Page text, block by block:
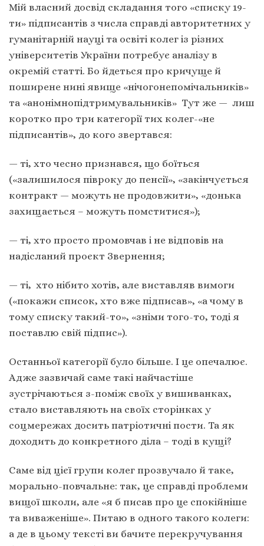
Мій власний досвід складання того «списку 19-
ти» підписантів з числа справді авторитетних у
гуманітарній науці та освіті колег із різних
університетів України потребує аналізу в
окремій статті. Бо йдеться про кричуще й
поширене нині явище «нічогонепомічальників»
та «анонімнопідтримувальників» Тут же — лиш
коротко про три категорії тих колег-«не
підписантів», до кого звертався:
— ті, хто чесно признався, що боїться
(«залишилося півроку до пенсії», «закінчується
контракт — можуть не продовжити», «донька
захищається – можуть помститися»);
— ті, хто просто промовчав і не відповів на
надісланий проєкт Звернення;
— ті, хто нібито хотів, але виставляв вимоги
(«покажи список, хто вже підписав», «а чому в
тому списку такий-то», «зніми того-то, тоді я
поставлю свій підпис»).
Останньої категорії було більше. І це опечалює.
Адже зазвичай саме такі найчастіше
зустрічаються з-поміж своїх у вишиванках,
стало виставляють на своїх сторінках у
соцмережах досить патріотичні пости. Та як
доходить до конкретного діла – тоді в кущі?
Саме від цієї групи колег прозвучало й таке,
морально-повчальне: так, це справді проблеми
вищої школи, але «я б писав про це спокійніше
та виваженіше». Питаю в одного такого колеги:
а де в цьому тексті ви бачите перекручування